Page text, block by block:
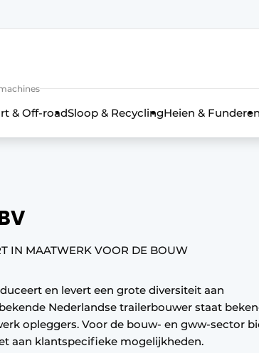
FR
Bedankt voor de aanmelding
Bedankt voor de aanmelding FR
bouwmaterieel & bouwmachines
& Off-roadSloop & RecyclingHeien & Funderen
IN MAATWERK VOOR DE BOUW
en levert een grote diversiteit aan
Nederlandse trailerbouwer staat
opleggers. Voor de bouw- en gww-sector
aan klantspecifieke mogelijkheden.